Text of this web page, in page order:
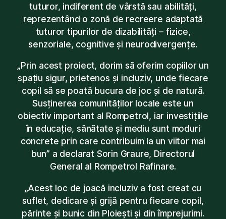
tuturor, indiferent de vârstă sau abilități,
reprezentând o zonă de recreere adaptată
tuturor tipurilor de dizabilități – fizice,
senzoriale, cognitive și neurodivergențe.
„Prin acest proiect, dorim să oferim copiilor un
spațiu sigur, prietenos și incluziv, unde fiecare
copil să se poată bucura de joc și de natură.
Susținerea comunităților locale este un
obiectiv important al Rompetrol, iar investițiile
în educație, sănătate și mediu sunt moduri
concrete prin care contribuim la un viitor mai
bun” a declarat Sorin Graure, Directorul
General al Rompetrol Rafinare.
„Acest loc de joacă incluziv a fost creat cu
suflet, dedicare și grijă pentru fiecare copil,
părinte și bunic din Ploiești și din împrejurimi.